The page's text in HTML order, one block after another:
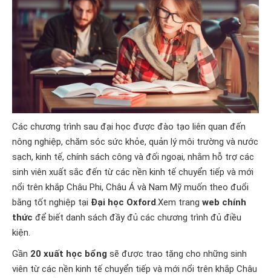
Các chương trình sau đại học được đào tạo liên quan đến
nông nghiệp, chăm sóc sức khỏe, quản lý môi trường và nước
sạch, kinh tế, chính sách công và đối ngoại, nhằm hỗ trợ các
sinh viên xuất sắc đến từ các nền kinh tế chuyển tiếp và mới
nổi trên khắp Châu Phi, Châu Á và Nam Mỹ muốn theo đuổi
bằng tốt nghiệp tại Đại học Oxford.Xem trang web chính
thức để biết danh sách đầy đủ các chương trình đủ điều
kiện.
Gần 20 xuất học bổng sẽ được trao tặng cho những sinh
viên từ các nền kinh tế chuyển tiếp và mới nổi trên khắp Châu